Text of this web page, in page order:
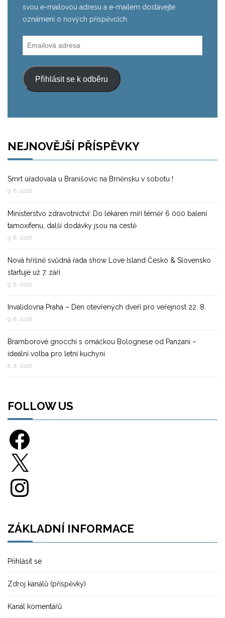
svou e-mailovou adresu a e-mailem dostávejte
oznámení o nových příspěvcích.
Emailová
adresa
Přihlásit se k odběru
NEJNOVĚJŠÍ PŘÍSPĚVKY
Smrt úřadovala u Branišovic na Brněnsku v sobotu !
9. 8. 2026
Ministerstvo zdravotnictví: Do lékáren míří téměř 6 000 balení
tamoxifenu, další dodávky jsou na cestě
9. 8. 2026
Nová hříšně svůdná řada show Love Island Česko & Slovensko
startuje už 7. září
9. 8. 2026
Invalidovna Praha – Den otevřených dveří pro veřejnost 22. 8.
9. 8. 2026
Bramborové gnocchi s omáčkou Bolognese od Panzani –
ideální volba pro letní kuchyni
8. 8. 2026
FOLLOW US
Facebook
Instagram
ZÁKLADNÍ INFORMACE
Přihlásit se
Zdroj kanálů (příspěvky)
Kanál komentářů